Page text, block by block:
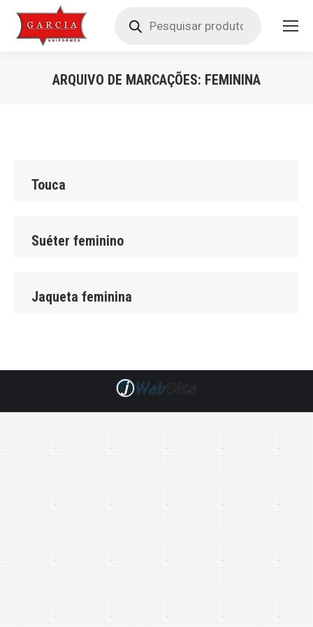
produtos
ARQUIVO DE MARCAÇÕES: FEMININA
Touca
Suéter feminino
Jaqueta feminina